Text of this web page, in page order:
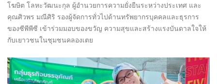
โฆษิต โลหะวัฒนะกุล ผู้อำนวยการความยั่งยืนระหว่างประเทศ และ
คุณศิวพร มณีศิริ รองผู้จัดการทั่วไปด้านทรัพยากรบุคคลและธุรการ
ของซีพีพีซี เข้าร่วมมอบของขวัญ ความสุขและสร้างแรงบันดาลใจให้
กับเยาวชนในชุมชนคลองเตย